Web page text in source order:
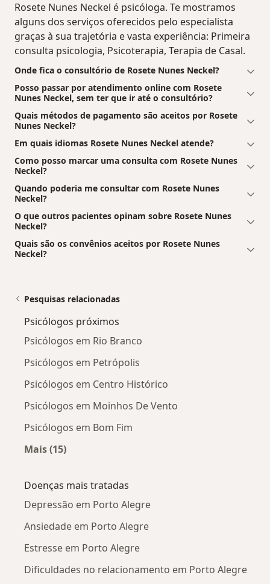
Rosete Nunes Neckel é psicóloga. Te mostramos
alguns dos serviços oferecidos pelo especialista
graças à sua trajetória e vasta experiência: Primeira
consulta psicologia, Psicoterapia, Terapia de Casal.
Onde fica o consultório de Rosete Nunes Neckel?
Posso passar por atendimento online com Rosete
Nunes Neckel, sem ter que ir até o consultório?
Quais métodos de pagamento são aceitos por Rosete
Nunes Neckel?
Em quais idiomas Rosete Nunes Neckel atende?
Como posso marcar uma consulta com Rosete Nunes
Neckel?
Quando poderia me consultar com Rosete Nunes
Neckel?
O que outros pacientes opinam sobre Rosete Nunes
Neckel?
Quais são os convênios aceitos por Rosete Nunes
Neckel?
Pesquisas relacionadas
Psicólogos próximos
Psicólogos em Rio Branco
Psicólogos em Petrópolis
Psicólogos em Centro Histórico
Psicólogos em Moinhos De Vento
Psicólogos em Bom Fim
Mais (15)
Doenças mais tratadas
Depressão em Porto Alegre
Ansiedade em Porto Alegre
Estresse em Porto Alegre
Dificuldades no relacionamento em Porto Alegre